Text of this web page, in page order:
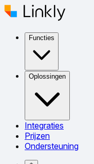
Functies
Oplossingen
Integraties
Prijzen
Ondersteuning